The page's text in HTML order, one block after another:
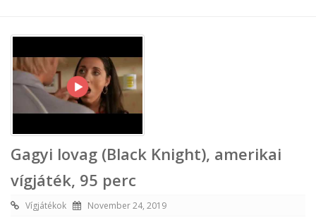
Gagyi lovag (Black Knight), amerikai
vígjáték, 95 perc
Vígjátékok November 24, 2019